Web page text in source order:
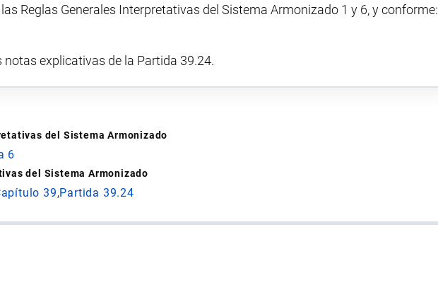
Reglas Generales Interpretativas del Sistema Armonizado 1 y 6, y conforme:
notas explicativas de la Partida 39.24.
del Sistema Armonizado
6
del Sistema Armonizado
39 Partida 39.24